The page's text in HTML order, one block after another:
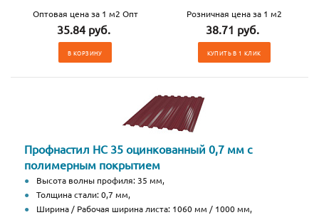
Оптовая цена за 1 м2 Опт
35.84 руб.
В КОРЗИНУ
Розничная цена за 1 м2
38.71 руб.
КУПИТЬ В 1 КЛИК
Профнастил НС 35 оцинкованный 0,7 мм с
полимерным покрытием
Высота волны профиля: 35 мм,
Толщина стали: 0,7 мм,
Ширина / Рабочая ширина листа: 1060 мм / 1000 мм,